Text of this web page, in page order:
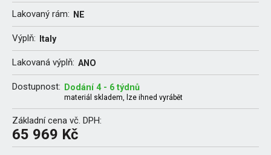
Lakovaný rám: NE
Výplň: Italy
Lakovaná výplň: ANO
Dostupnost: Dodání 4 - 6 týdnů
materiál skladem, lze ihned vyrábět
Základní cena vč. DPH:
65 969 Kč